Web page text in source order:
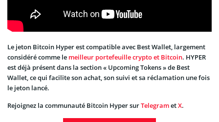
Le jeton Bitcoin Hyper est compatible avec Best Wallet, largement
considéré comme le meilleur portefeuille crypto et Bitcoin. HYPER
est déjà présent dans la section « Upcoming Tokens » de Best
Wallet, ce qui facilite son achat, son suivi et sa réclamation une fois
le jeton lancé.
Rejoignez la communauté Bitcoin Hyper surTelegrametX.